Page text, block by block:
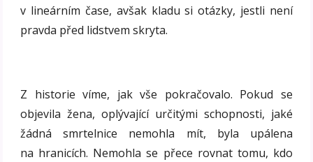
v lineárním čase, avšak kladu si otázky, jestli není
pravda před lidstvem skryta.
Z historie víme, jak vše pokračovalo. Pokud se
objevila žena, oplývající určitými schopnosti, jaké
žádná smrtelnice nemohla mít, byla upálena
na hranicích. Nemohla se přece rovnat tomu, kdo